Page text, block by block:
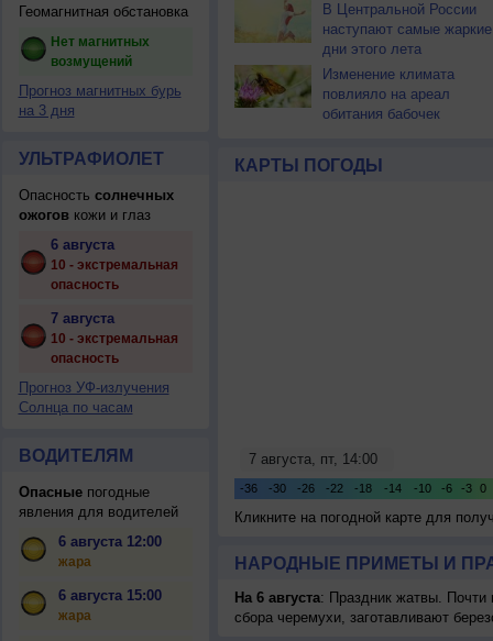
Геомагнитная обстановка
Нет магнитных
возмущений
Прогноз магнитных бурь
на 3 дня
УЛЬТРАФИОЛЕТ
Опасность солнечных
ожоговкожи и глаз
6 августа
10 - экстремальная
опасность
7 августа
10 - экстремальная
опасность
Прогноз УФ-излучения
Солнца по часам
ВОДИТЕЛЯМ
Опасныепогодные
явления для водителей
6 августа 12:00
жара
6 августа 15:00
жара
В Центральной России
наступают самые жаркие
дни этого лета
Изменение климата
повлияло на ареал
обитания бабочек
КАРТЫ ПОГОДЫ
Кликните на погодной карте для
НАРОДНЫЕ ПРИМЕТЫ И
На 6 августа: Праздник жатвы. Почти
сбора черемухи, заготавливают